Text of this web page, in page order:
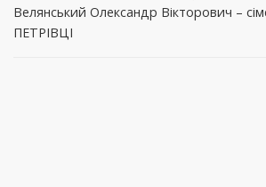
Велянський Олександр Вікторович –
ПЕТРІВЦІ